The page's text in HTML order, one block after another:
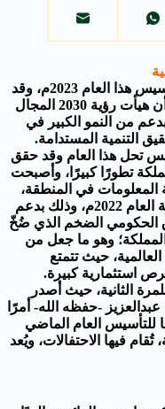
تحتفل المملكة العربية السعودية بيوم التأسيس هذا العام 2023م، وقد
صارت مركزًا رئيسًا للتقنية والابتكار، بعد أن هيأت رؤية 2030 المجال
من النمو الكبير في
التنمية المستدامة.
تحل هذا العام وقد حقق
تطورًا كبيرًا، وأصبحت
المعلومات في المنطقة،
حيث بلغ حجم السوق 154 مليار ريال بنهاية العام 2022م، وذلك بدعم
الحكومي الضخم الذي ضُخّ
وهو ما جعل من
حيث تتمتع
استثمارية كبيرة.
الثانية، حيث أصدر
-حفظه الله- أمرًا
عام يومًا للتأسيس العام الماضي
تُقام فيها الاحتفالات، ويُعد